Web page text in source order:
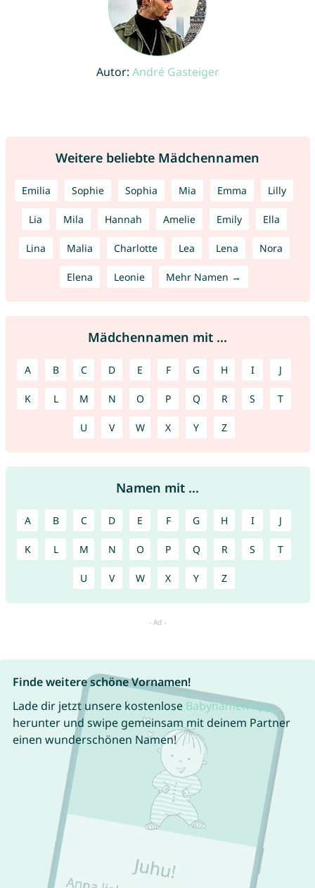
Autor: André Gasteiger
Weitere beliebte Mädchennamen
Emilia Sophie Sophia Mia Emma Lilly
Lia Mila Hannah Amelie Emily Ella
Lina Malia Charlotte Lea Lena Nora
Elena Leonie Mehr Namen →
Mädchennamen mit ...
A B C D E F G H I J
K L M N O P Q R S T
U V W X Y Z
Namen mit ...
A B C D E F G H I J
K L M N O P Q R S T
U V W X Y Z
Finde weitere schöne Vornamen!
Lade dir jetzt unsere kostenlose Babynamen App
herunter und swipe gemeinsam mit deinem Partner
einen wunderschönen Namen!